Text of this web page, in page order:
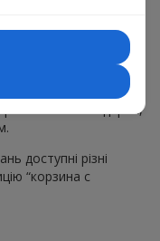
формы,
корзины для
подарок,
доступні різні
“корзина с